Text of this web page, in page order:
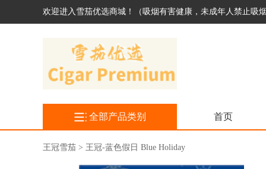
欢迎进入雪茄优选商城！（吸烟有害健康，未成年人禁止吸
全部产品类别 首页
王冠雪茄 > 王冠-蓝色假日 Blue Holiday